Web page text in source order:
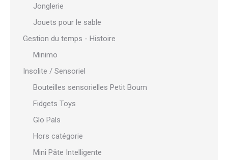
Jonglerie
Jouets pour le sable
Gestion du temps - Histoire
Minimo
Insolite / Sensoriel
Bouteilles sensorielles Petit Boum
Fidgets Toys
Glo Pals
Hors catégorie
Mini Pâte Intelligente